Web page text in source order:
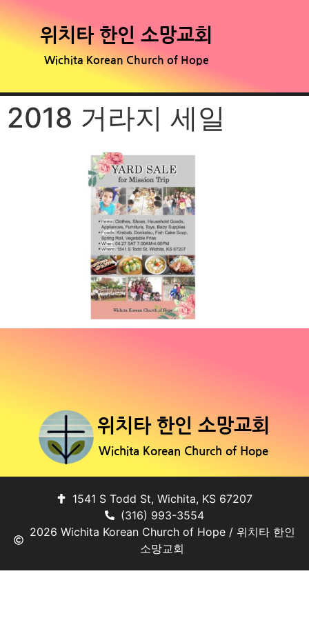
위치타 한인 소망교회
Wichita Korean Church of Hope
2018 거라지 세일
위치타 한인 소망교회
Wichita Korean Church of Hope
1541 S Todd St, Wichita, KS 67207
(316) 993-3554
2026 Wichita Korean Church of Hope / 위치타 한인
소망교회